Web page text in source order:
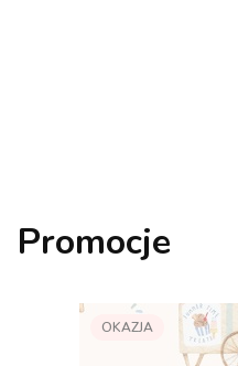
Promocje
OKAZJA